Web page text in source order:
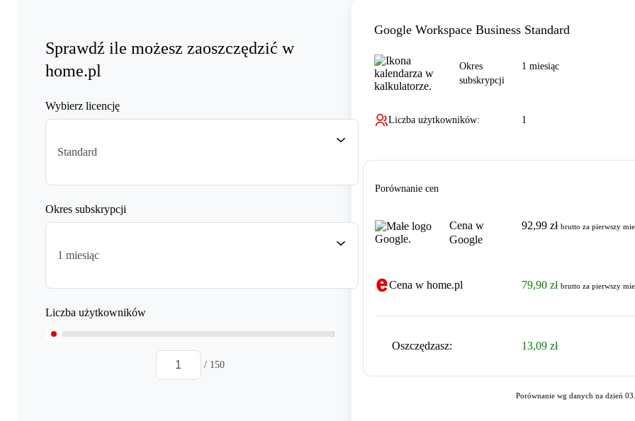
Sprawdź ile możesz zaoszczędzić w
home.pl
Wybierz licencję
Standard
Okres subskrypcji
1 miesiąc
Liczba użytkowników
/ 150
Google Workspace Business Standard
Okres
subskrypcji
1 miesiąc
Liczba użytkowników: 1
Porównanie cen
Cena w
Google
92,99 zł brutto za pierwszy
Cena w home.pl 79,90 zł brutto za pierwszy
Oszczędzasz: 13,09 zł
Porównanie wg danych na dzień